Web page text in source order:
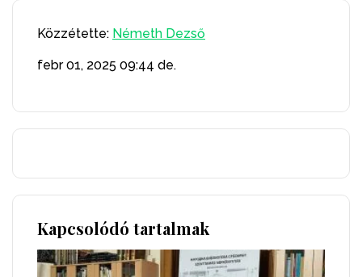
Közzétette: Németh Dezső
febr 01, 2025 09:44 de.
Kapcsolódó tartalmak